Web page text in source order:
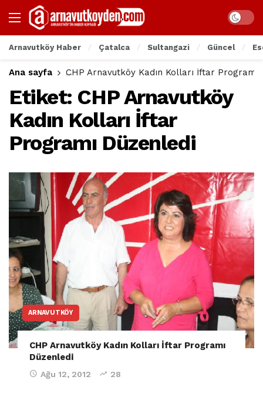
Arnavutköy Haber Çatalca Sultangazi Güncel
Ana sayfa CHP Arnavutköy Kadın Kolları İftar Programı
Etiket: CHP Arnavutköy
Kadın Kolları İftar
Programı Düzenledi
ARNAVUTKÖY
CHP Arnavutköy Kadın Kolları İftar Programı
Düzenledi
Ağu 12, 2012 28